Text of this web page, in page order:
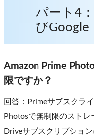
パート4
びGoogle
Amazon Prime
限ですか？
回答：Primeサブスクラ
Photosで無制限のストレ
Driveサブスクリプショ